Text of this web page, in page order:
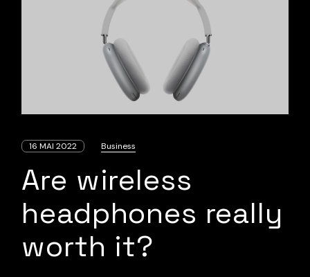
16 MAI 2022 Business
Are wireless
headphones really
worth it?